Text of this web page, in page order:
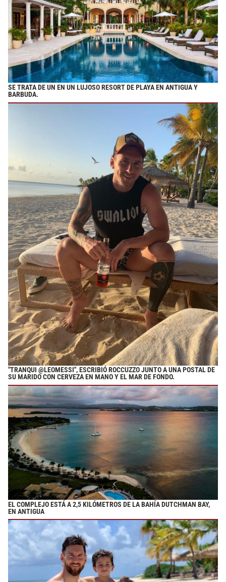
SE TRATA DE UN EN UN LUJOSO RESORT DE PLAYA EN ANTIGUA Y
BARBUDA.
"TRANQUI @LEOMESSI", ESCRIBIÓ ROCCUZZO JUNTO A UNA POSTAL DE
SU MARIDO CON CERVEZA EN MANO Y EL MAR DE FONDO.
EL COMPLEJO ESTÁ A 2,5 KILÓMETROS DE LA BAHÍA DUTCHMAN BAY,
EN ANTIGUA